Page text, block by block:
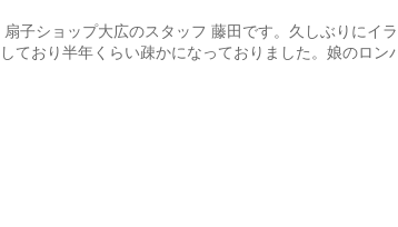
子ショップ大広のスタッフ 藤田です。久しぶりにイ
ており半年くらい疎かになっておりました。娘のロン